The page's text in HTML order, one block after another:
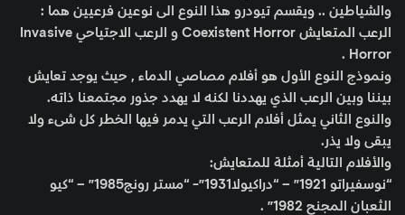
والشياطين .. ويقسم تيودرو هذا النوع الى نوعين فرعيين هما :
الرعب المتعايش Coexistent Horror و الرعب الاجتياحي Invasive
Horror .
ونموذج النوع الأول هو أفلام مصاصي الدماء , حيث يوجد تعايش
بيننا وبين الرعب الذي يهددنا لكنه لا يهدد جذور مجتمعنا ذاته.
والنوع الثاني يمثل أفلام الرعب التي يدمر فيها الخطر كل شىء ولا
يبقى ولا يذر.
والأفلام التالية أمثلة للمتعايش:
“نوسفيراتو 1921” – “دراكيولا1931”- “مستر رونج1985” – “كيو
الثعبان المجنح 1982” .